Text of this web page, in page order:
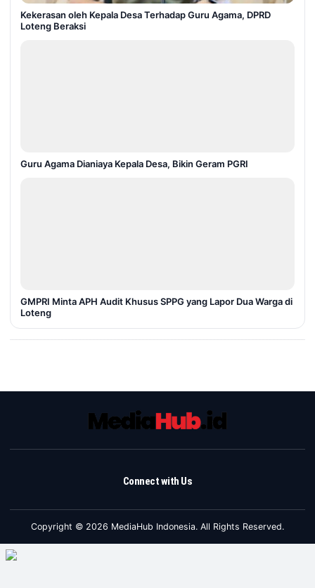
Kekerasan oleh Kepala Desa Terhadap Guru Agama, DPRD
Loteng Beraksi
Guru Agama Dianiaya Kepala Desa, Bikin Geram PGRI
GMPRI Minta APH Audit Khusus SPPG yang Lapor Dua Warga di
Loteng
Connect with Us
Copyright © 2026 MediaHub Indonesia. All Rights Reserved.